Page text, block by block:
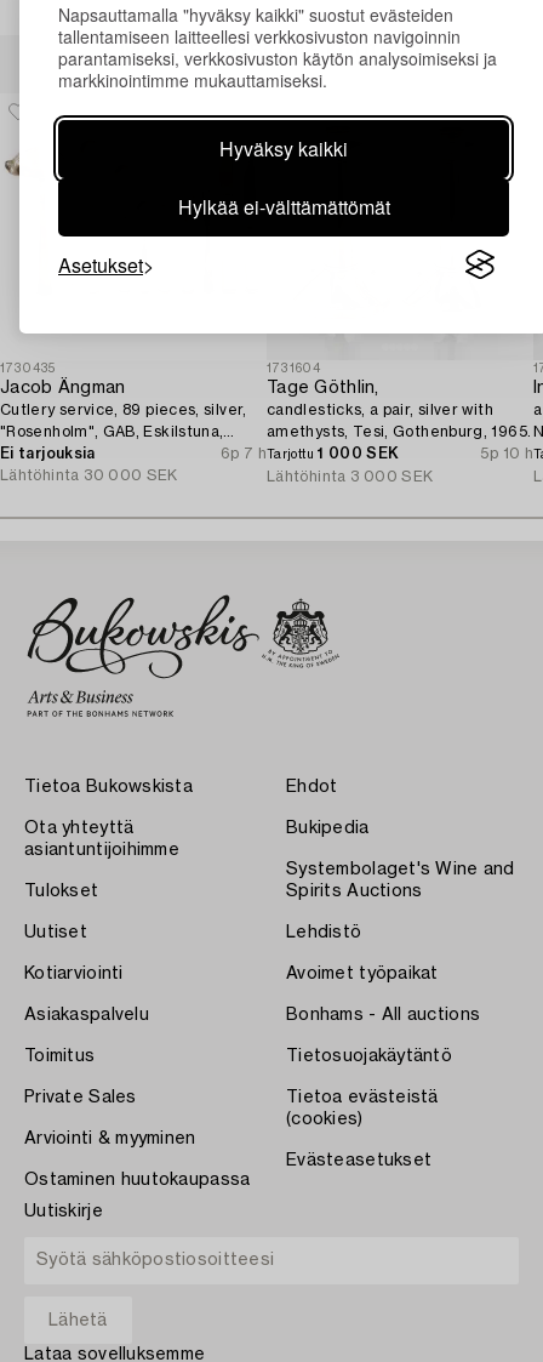
Napsauttamalla "hyväksy kaikki" suostut evästeiden
tallentamiseen laitteellesi verkkosivuston navigoinnin
parantamiseksi, verkkosivuston käytön analysoimiseksi ja
markkinointimme mukauttamiseksi.
Hyväksy kaikki
Hylkää ei-välttämättömät
Asetukset
Muiden katsomia kohteita
1730435
Jacob Ängman
Cutlery service, 89 pieces, silver,
"Rosenholm", GAB, Eskilstuna,
1961-87.
Ei tarjouksia
6p 7 h
Lähtöhinta 30 000 SEK
1731604
Tage Göthlin,
candlesticks, a pair, silver with
amethysts, Tesi, Gothenburg, 1965.
Tarjottu1 000 SEK
5p 10 h
Lähtöhinta 3 000 SEK
Tietoa Bukowskista
Ota yhteyttä
asiantuntijoihimme
Tulokset
Uutiset
Kotiarviointi
Asiakaspalvelu
Toimitus
Private Sales
Arviointi & myyminen
Ostaminen huutokaupassa
Ehdot
Bukipedia
Systembolaget's Wine and
Spirits Auctions
Lehdistö
Avoimet työpaikat
Bonhams - All auctions
Tietosuojakäytäntö
Tietoa evästeistä
(cookies)
Evästeasetukset
Uutiskirje
Lataa sovelluksemme